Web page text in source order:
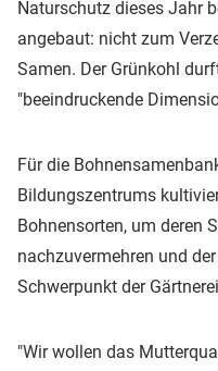
Naturschutz dieses Jahr
angebaut: nicht zum
Samen. Der Grünkohl
"beeindruckende
Für die
Bildungszentrums
Bohnensorten, um deren
nachzuvermehren und
Schwerpunkt der
"Wir wollen das